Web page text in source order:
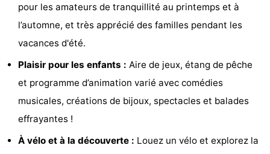
manger
Pratiques
Forum
Route
pour les amateurs de tranquillité au printemps et à
l’automne, et très apprécié des familles pendant les
vacances d'été.
Plaisir pour les enfants : Aire de jeux, étang de pêche
et programme d’animation varié avec comédies
musicales, créations de bijoux, spectacles et balades
effrayantes !
À vélo et à la découverte : Louez un vélo et explorez la